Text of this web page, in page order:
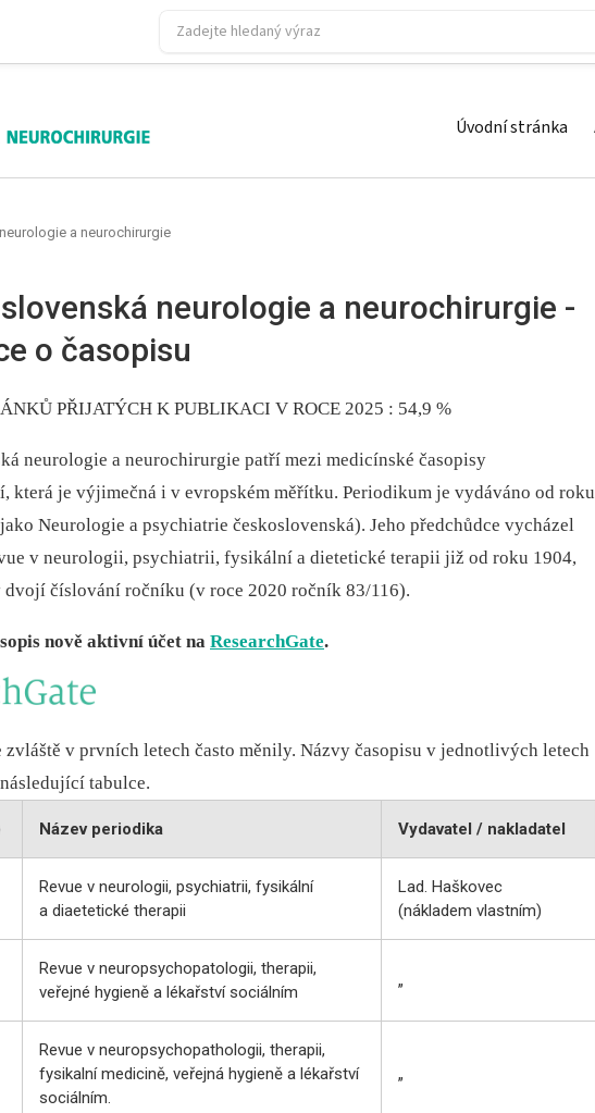
Úvodní stránka
a neurochirurgie
neurologie a neurochirurgie -
o časopisu
PŘIJATÝCH K PUBLIKACI V ROCE 2025 : 54,9 %
neurologie a neurochirurgie patří mezi medicínské časopisy
která je výjimečná i v evropském měřítku. Periodikum je vydáváno od roku
Neurologie a psychiatrie československá). Jeho předchůdce vycházel
v neurologii, psychiatrii, fysikální a dietetické terapii již od roku 1904,
dvojí číslování ročníku (v roce 2020 ročník 83/116).
nově aktivní účet na ResearchGate.
zvláště v prvních letech často měnily. Názvy časopisu v jednotlivých letech
tabulce.
Název periodika Vydavatel / nakladatel
Revue v neurologii, psychiatrii, fysikální
a diaetetické therapii
Lad. Haškovec
(nákladem vlastním)
Revue v neuropsychopatologii, therapii,
veřejné hygieně a lékařství sociálním
„
Revue v neuropsychopathologii, therapii,
fysikalní medicině, veřejná hygieně a lékařství
sociálním.
„